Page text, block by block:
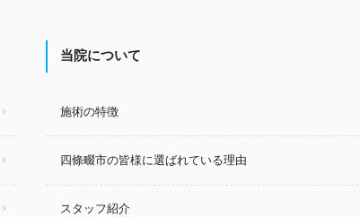
当院について
施術の特徴
四條畷市の皆様に選ばれている理由
スタッフ紹介